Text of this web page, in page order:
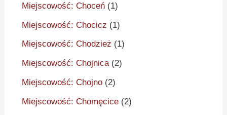
Miejscowość: Choceń (1)
Miejscowość: Chocicz (1)
Miejscowość: Chodzież (1)
Miejscowość: Chojnica(2)
Miejscowość: Chojno (2)
Miejscowość: Chomęcice (2)